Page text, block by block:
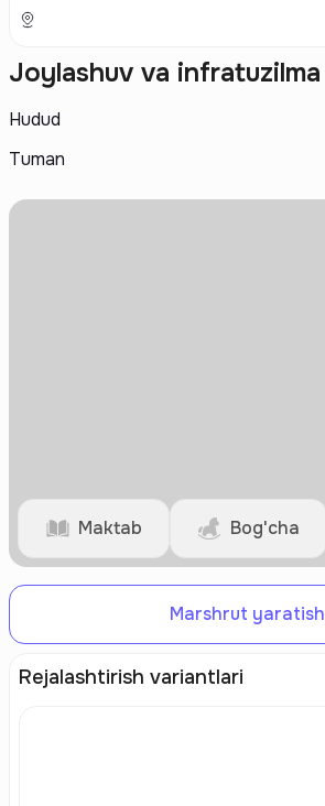
Joylashuv va infratuzilma
Hudud
Tuman
Maktab Bog'cha
Marshrut yaratish
Rejalashtirish variantlari